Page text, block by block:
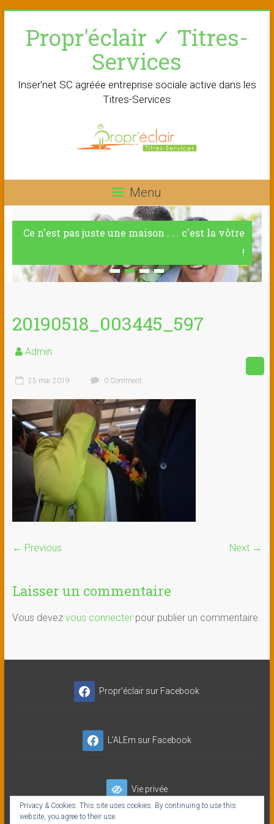
contentPropr'éclair ✓ Titres-
Services
Inser'net SC agréée entreprise sociale active dans les
Titres-Services
Menu
Ce n'est pas juste une maison . . . c'est la vôtre
!
20190518_003445_597
Admin
25 mai 2019 0 Comment
← Previous Next →
Laisser un commentaire
Vous devez vous connecterpour publier un commentaire.
Propr'éclair sur Facebook
L'ALEm sur Facebook
Vie privée
Privacy & Cookies: This site uses cookies. By continuing to use this
website, you agree to their use.